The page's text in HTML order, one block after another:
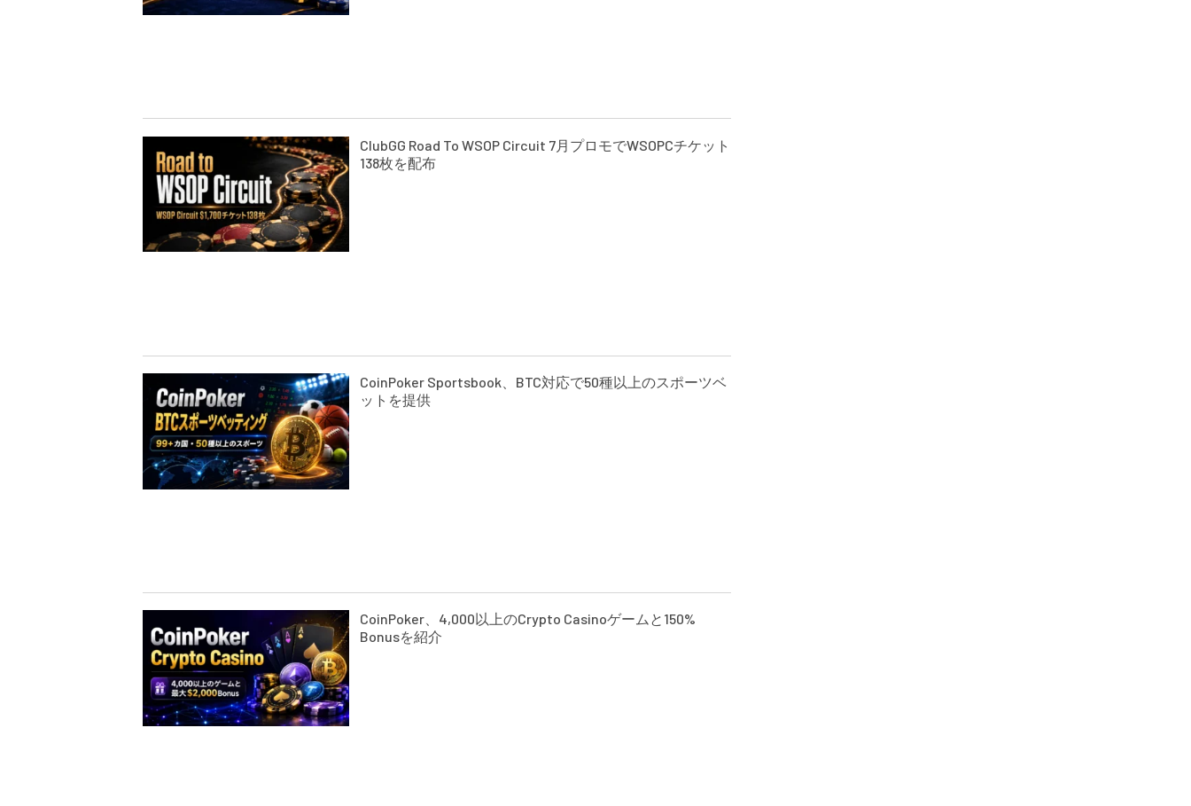
ClubGG Road To WSOP Circuit 7月プロモでWSOPCチケット
138枚を配布
CoinPoker Sportsbook、BTC対応で50種以上のスポーツベ
ットを提供
CoinPoker、4,000以上のCrypto Casinoゲームと150%
Bonusを紹介